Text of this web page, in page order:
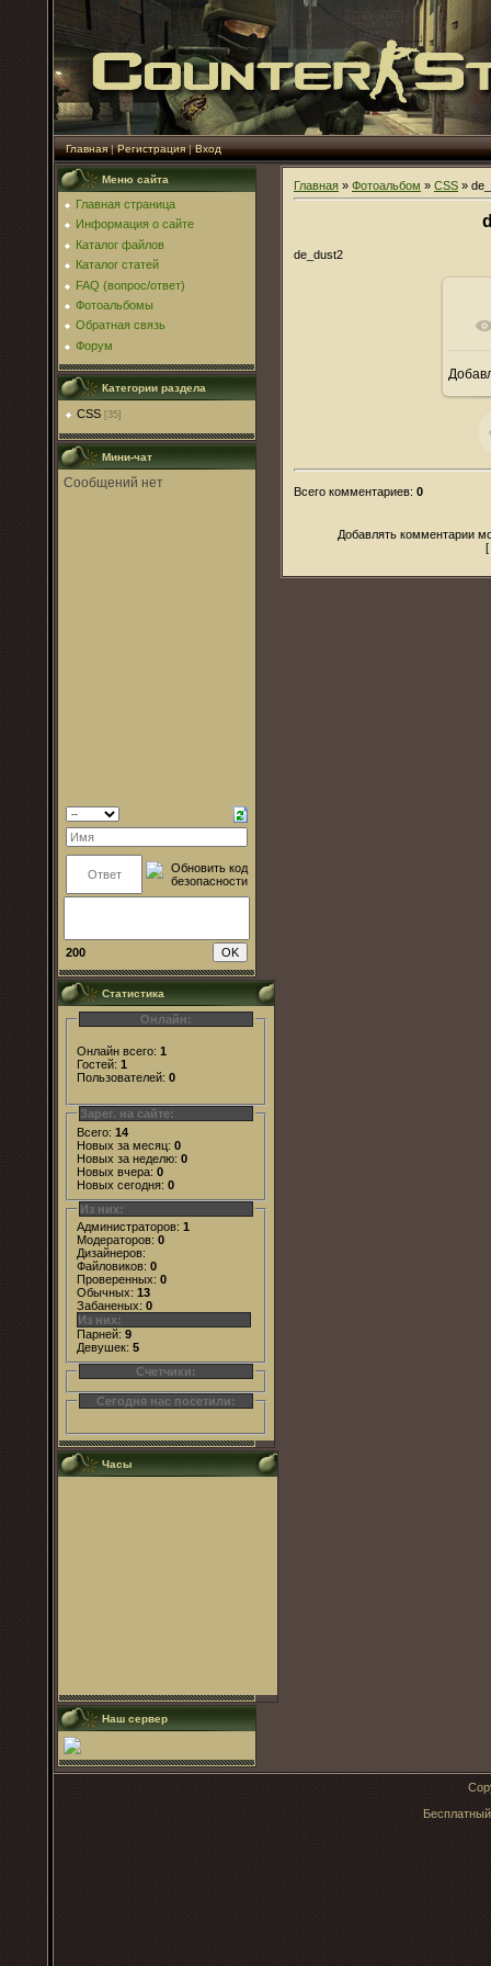
Главная|Регистрация|Вход
Меню сайта
Главная страница
Информация о сайте
Каталог файлов
Каталог статей
FAQ (вопрос/ответ)
Фотоальбомы
Обратная связь
Форум
Категории раздела
CSS [35]
Мини-чат
200
Статистика
Онлайн:
Онлайн всего: 1
Гостей: 1
Пользователей: 0
Зарег. на сайте:
Всего: 14
Новых за месяц: 0
Новых за неделю: 0
Новых вчера: 0
Новых сегодня: 0
Из них:
Администраторов: 1
Модераторов: 0
Дизайнеров:
Файловиков: 0
Проверенных: 0
Обычных: 13
Забаненых: 0
Из них:
Парней: 9
Девушек: 5
Счетчики:
Сегодня нас посетили:
Часы
Наш сервер
Главная » Фотоальбом » CSS »
de_dust2
Всего комментариев: 0
Добавлять комментарии
[